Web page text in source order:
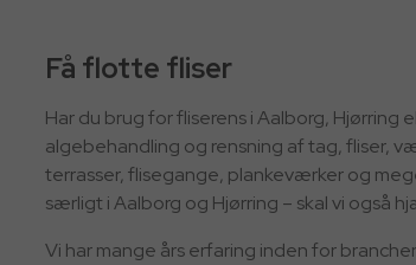
​Få flotte fliser
Har du brug for fliserens i Aalborg, Hjørring
algebehandling og rensning af tag, fliser,
terrasser, flisegange, plankeværker og
særligt i Aalborg og Hjørring – skal vi også
Vi har mange års erfaring inden for